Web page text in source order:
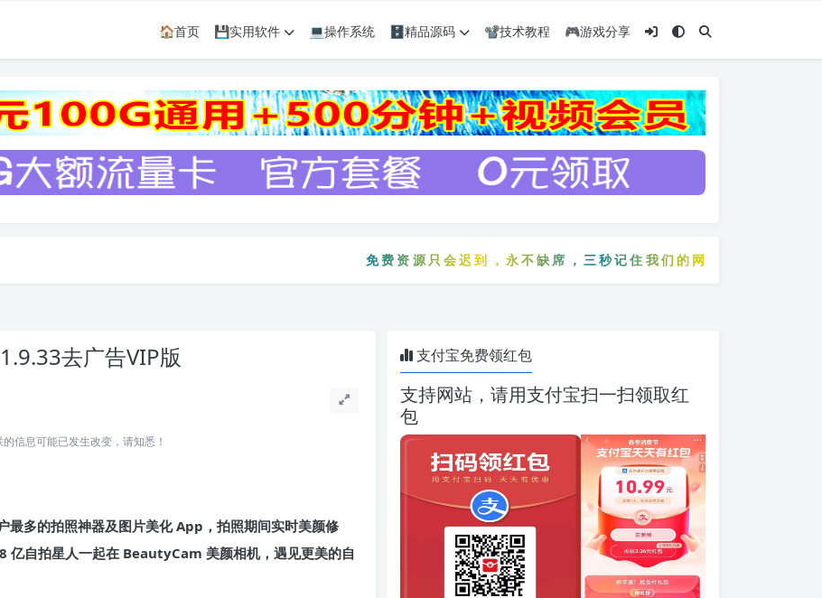
🏠首页 💾实用软件 💻操作系统 🗄️精品源码 📽️技术教程 🎮游戏分享
免费资源只会迟到，永不缺席，三秒记住我们的网站：5zyw.com
去广告VIP版
信息可能已发生改变，请知悉！
多的拍照神器及图片美化 App，拍照期间实时美颜修
亿自拍星人一起在 BeautyCam 美颜相机，遇见更美的自
支付宝免费领红包
支持网站，请用支付宝扫一扫领取红
包